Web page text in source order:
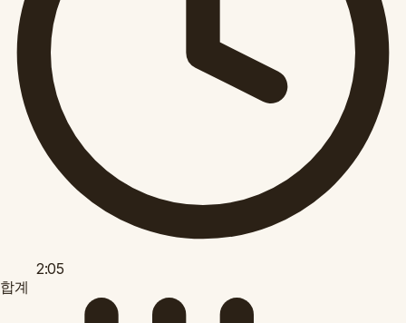
2:05
합계